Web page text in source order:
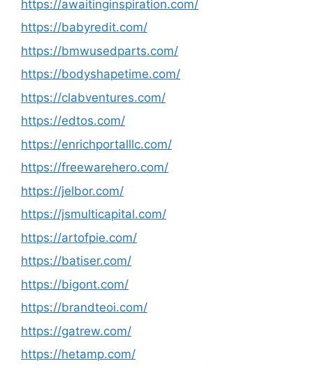
https://awaitinginspiration.com/
https://babyredit.com/
https://bmwusedparts.com/
https://bodyshapetime.com/
https://clabventures.com/
https://edtos.com/
https://enrichportalllc.com/
https://freewarehero.com/
https://jelbor.com/
https://jsmulticapital.com/
https://artofpie.com/
https://batiser.com/
https://bigont.com/
https://brandteoi.com/
https://gatrew.com/
https://hetamp.com/